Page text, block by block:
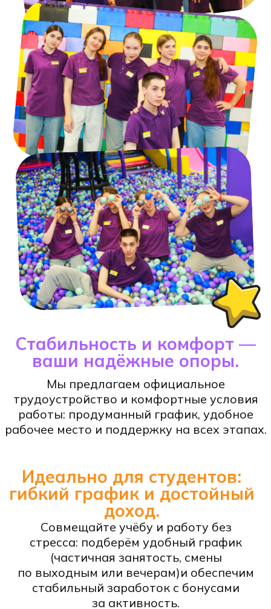
Вас ждут единомышленники —
креативные, открытые и заряженные
на результат. Мы ценим идеи каждого
и помогаем раскрыть потенциал.
работы: продуманный график, удобное
рабочее место и поддержку на всех этапах.
Совмещайте учёбу и работу без
стресса: подберём удобный график
(частичная занятость, смены
по выходным или вечерам)и обеспечим
стабильный заработок с бонусами
за активность.
Команда, в которой хочется
расти.
Идеально для студентов:
гибкий график и достойный
доход.
вакансии
Чем предстоит заниматься:
Менеджер ресторана
Операционное управление
заведением (ресторан, кухня);